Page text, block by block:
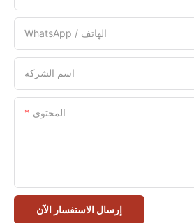
WhatsApp / الهاتف
اسم الشركة
المحتوى
إرسال الاستفسار الآن